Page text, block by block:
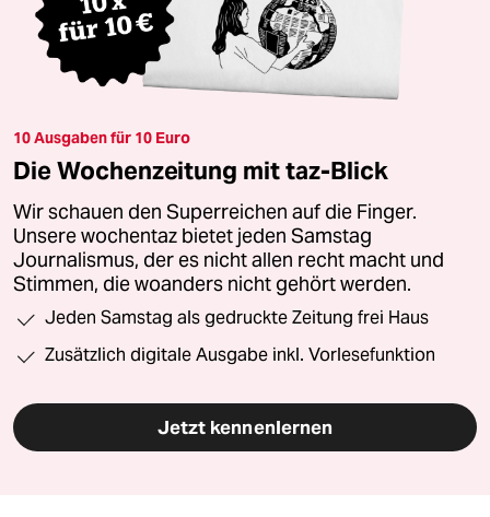
10 Ausgaben für 10 Euro
Die Wochenzeitung mit taz-Blick
Wir schauen den Superreichen auf die Finger.
Unsere wochentaz bietet jeden Samstag
Journalismus, der es nicht allen recht macht und
Stimmen, die woanders nicht gehört werden.
Jeden Samstag als gedruckte Zeitung frei Haus
Zusätzlich digitale Ausgabe inkl. Vorlesefunktion
Jetzt kennenlernen